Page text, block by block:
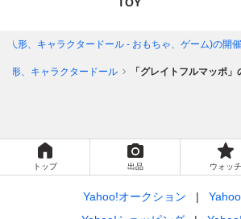
(人形、キャラクタードール - おもちゃ、ゲーム)の開
人形、キャラクタードール 「グレイトフルマッポ
トップ 出品 ウォッチ
Yahoo!オークション